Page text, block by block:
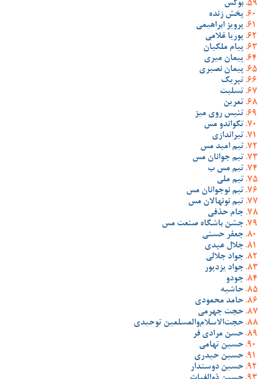
بوکس
پخش زنده
پرویز ابراهیمی
پوریا غلامی
پیام ملکیان
پیمان میری
پیمان نصیری
تبریک
تسلیت
تمرین
تنیس روی میز
تکواندو مس
تیراندازی
تیم امید مس
تیم جوانان مس
تیم مس ب
تیم ملی
تیم نوجوانان مس
تیم نونهالان مس
جام حذفی
جشن باشگاه صنعت مس
جعفر حسنی
جلال عبدی
جواد جلالی
جواد یزدپور
جودو
حاشیه
حامد محمودی
حجت جهرمی
حجت‌الاسلام‌والمسلمین توحیدی
حسن مرادی فر
حسین تهامی
حسین حیدری
حسین دوستدار